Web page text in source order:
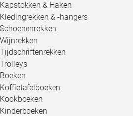
Kapstokken & Haken
Kledingrekken & -hangers
Schoenenrekken
Wijnrekken
Tijdschriftenrekken
Trolleys
Boeken
Koffietafelboeken
Kookboeken
Kinderboeken